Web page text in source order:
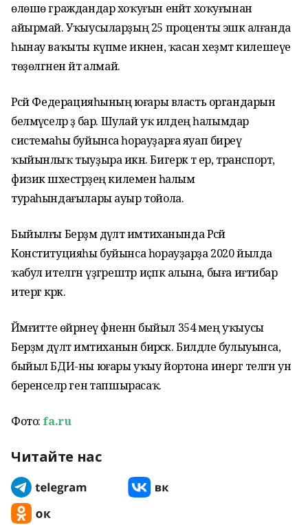
өлөшө граждандар хоҡуғын енәйәт хоҡуғынан
айырмай. Уҡыусыларҙың 25 проценты эшкә алғанда
һынау ваҡыты күпме икәнен, ҡасан хеҙмәт килешеүе
төҙөлгәнен әйтә алмай.
Рәсәй Федерацияһының юғары власть органдарын
белмәүселәр ҙә бар. Шулай уҡ илдең һалымдар
системаһы буйынса һорауҙарға яуап биреү
ҡыйынлыҡ тыуҙыра икән. Бигерәк тә ер, транспорт,
физик шәхестәрҙең килеменә һалым
тураһындағылары ауыр тойола.
Быйылғы Берҙәм дәүләт имтиханында Рәсәй
Конституцияһы буйынса һорауҙарҙа 2020 йылда
ҡабул ителгән үҙгәрештәр иҫәпкә алына, быға иғтибар
итергә кәрәк.
Йәмғиәтте өйрәнеү фәненән быйыл 354 мең уҡыусы
Берҙәм дәүләт имтиханын бирәсәк. Билдәле булыуынса,
быйыл БДИ-ны юғары уҡыу йортона инергә теләгән ун
беренселәр генә тапшырасаҡ.
Фото: fa.ru
Читайте нас